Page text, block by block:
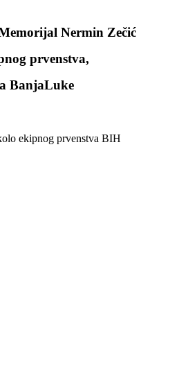
Nermin Zečić
prvenstva,
BanjaLuke
ekipnog prvenstva BIH